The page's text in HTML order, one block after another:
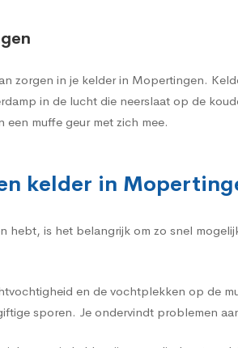
zorgen in je kelder in Mopertingen.
in de lucht die neerslaat op de
muffe geur met zich mee.
kelder in
is het belangrijk om zo snel
en de vochtplekken op de
sporen. Je ondervindt problemen